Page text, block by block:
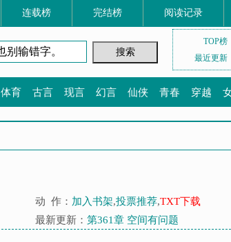
连载榜 完结榜 阅读记录
TOP榜
最近更新
体育 古言 现言 幻言 仙侠 青春 穿越
动 作： 加入书架,投票推荐,TXT下载
最新更新： 第361章 空间有问题